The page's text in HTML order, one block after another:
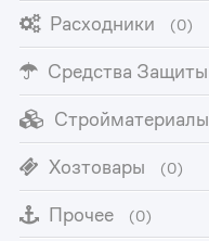
Расходники (0)
Средства Защиты
Стройматериалы
Хозтовары (0)
Прочее (0)